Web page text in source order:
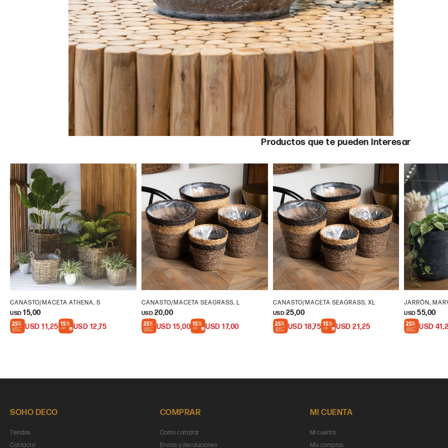
Productos que te pueden interesar
CANASTO/MACETA ATHENA, S
USD 15,00
USD 11,25 USD 12,75
CANASTO/MACETA SEAGRASS, L
USD 20,00
USD 15,00 USD 17,00
CANASTO/MACETA SEAGRASS, XL
USD 25,00
USD 18,75 USD 21,25
JARRÓN,
USD 55,00
USD
SOHO DECO
Tiendas
Contacto
COMPRAR
Como comprar
Envíos y devoluciones
MI CUENTA
Mi cuenta
Mis compras